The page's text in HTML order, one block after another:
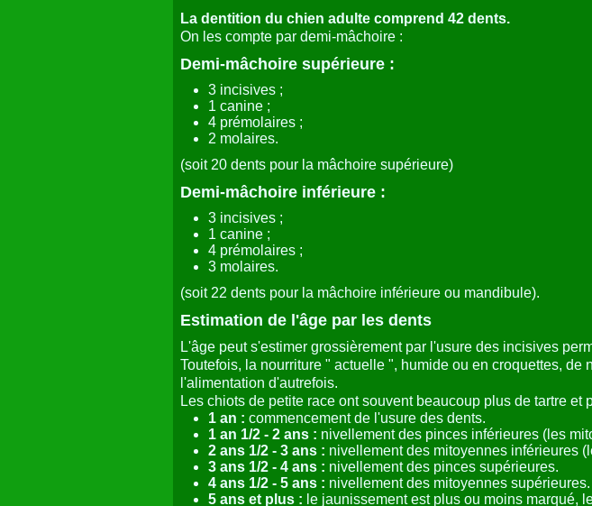
La dentition du chien adulte comprend 42 dents.
On les compte par demi-mâchoire :
Demi-mâchoire supérieure :
3 incisives ;
1 canine ;
4 prémolaires ;
2 molaires.
(soit 20 dents pour la mâchoire supérieure)
Demi-mâchoire inférieure :
3 incisives ;
1 canine ;
4 prémolaires ;
3 molaires.
(soit 22 dents pour la mâchoire inférieure ou mandibule).
Estimation de l'âge par les dents
L'âge peut s'estimer grossièrement par l'usure des incisives
Toutefois, la nourriture " actuelle ", humide ou en croquettes,
l'alimentation d'autrefois.
Les chiots de petite race ont souvent beaucoup plus de tartre et
1 an : commencement de l'usure des dents.
1 an 1/2 - 2 ans : nivellement des pinces inférieures (les
2 ans 1/2 - 3 ans : nivellement des mitoyennes inférieures
3 ans 1/2 - 4 ans : nivellement des pinces supérieures.
4 ans 1/2 - 5 ans : nivellement des mitoyennes supérieures.
5 ans et plus : le jaunissement est plus ou moins marqué,